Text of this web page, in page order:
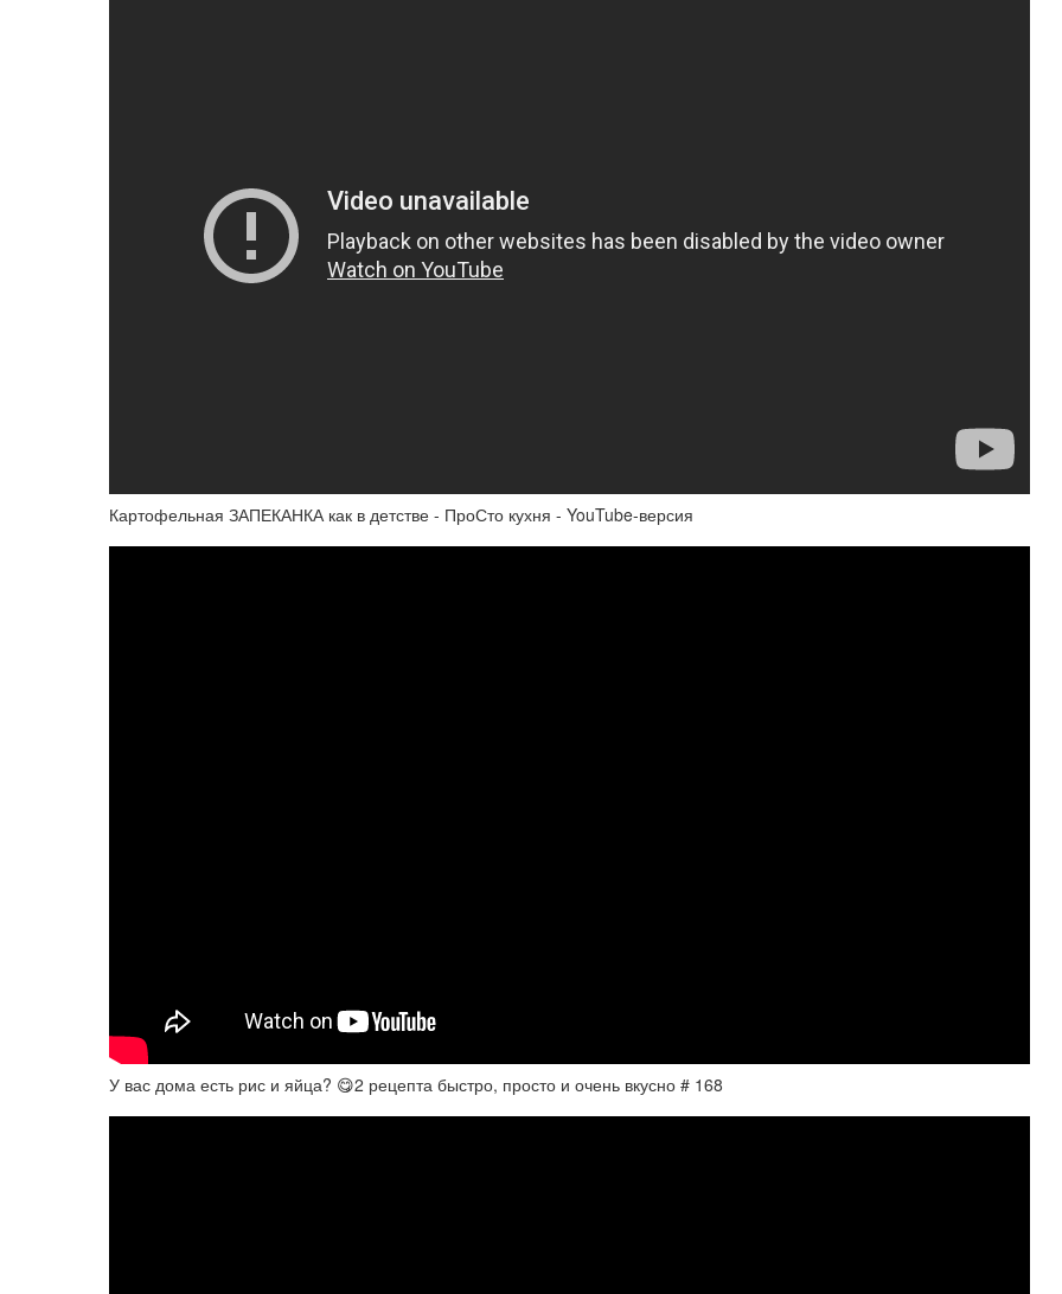
Картофельная ЗАПЕКАНКА как в детстве - ПроСто кухня - YouTube-версия
У вас дома есть рис и яйца? 😋2 рецепта быстро, просто и очень вкусно # 168